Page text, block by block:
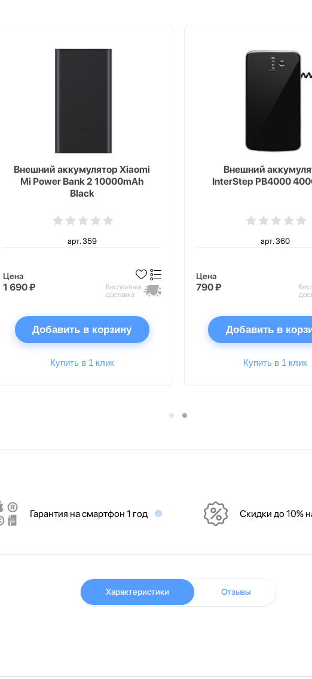
Внешний аккумулятор Xiaomi
Mi Power Bank 2 10000mAh
Black
арт. 359
Цена
1 690 ₽
Бесплатная
доставка
Добавить в корзину
Купить в 1 клик
Внешний
InterStep PB4000
арт. 360
Цена
790 ₽
Добавить в
Купить в 1 клик
Гарантия на смартфон 1 год Скидки до 10%
Характеристики Отзывы